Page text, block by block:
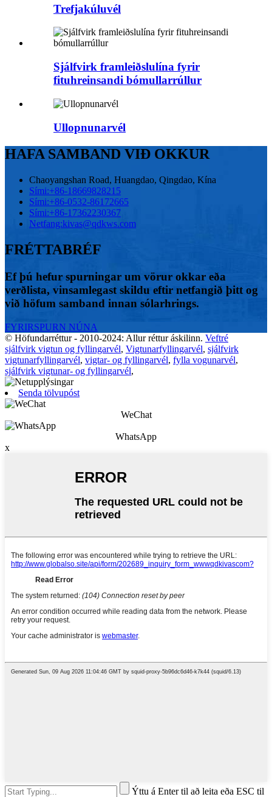
Trefjakúluvél
Sjálfvirk framleiðslulína fyrir
fituhreinsandi bómullarrúllur
Ullopnunarvél
HAFA SAMBAND VIÐ OKKUR
Chaoyangshan Road, Huangdao, Qingdao, Kína
Sími:+86-18669828215
Sími:+86-0532-86172665
Sími:+86-17362230367
Netfang:kivas@qdkws.com
FRÉTTABRÉF
Ef þú hefur spurningar um vörur okkar eða
verðlista, vinsamlegast skildu eftir netfangið þitt og
við höfum samband innan sólarhrings.
FYRIRSPURN NÚNA
© Höfundarréttur - 2010-2024: Allur réttur áskilinn. Veftré
sjálfvirk vigtun og fyllingarvél, Vigtunarfyllingarvél, sjálfvirk
vigtunarfyllingarvél, vigtar- og fyllingarvél, fylla vogunarvél,
sjálfvirk vigtunar- og fyllingarvél,
Senda tölvupóst
WeChat
WhatsApp
x
Ýttu á Enter til að leita eða ESC til